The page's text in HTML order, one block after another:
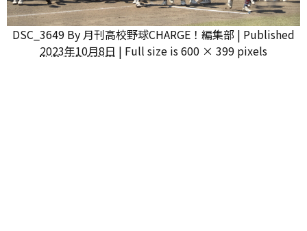
DSC_3649 By 月刊高校野球CHARGE！編集部 | Published
2023年10月8日 | Full size is 600 × 399 pixels